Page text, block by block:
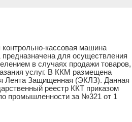
контрольно-кассовая машина
для осуществления
в случаях продажи товаров,
услуг. В ККМ размещена
Лента Защищенная (ЭКЛЗ). Данная
реестр ККТ приказом
промышленности за №321 от 1